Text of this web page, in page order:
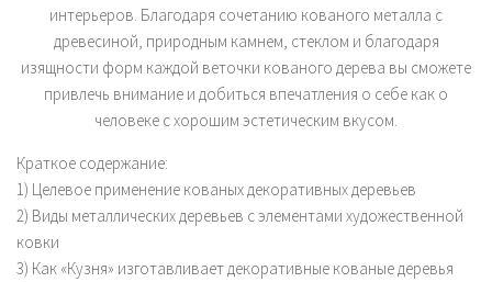
интерьеров. Благодаря сочетанию кованого металла с
древесиной, природным камнем, стеклом и благодаря
изящности форм каждой веточки кованого дерева вы сможете
привлечь внимание и добиться впечатления о себе как о
человеке с хорошим эстетическим вкусом.
Краткое содержание:
1) Целевое применение кованых декоративных деревьев
2) Виды металлических деревьев с элементами художественной
ковки
3) Как «Кузня» изготавливает декоративные кованые деревья